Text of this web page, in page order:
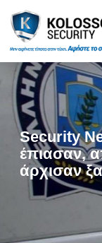
Security
έπιασαν,
άρχισαν